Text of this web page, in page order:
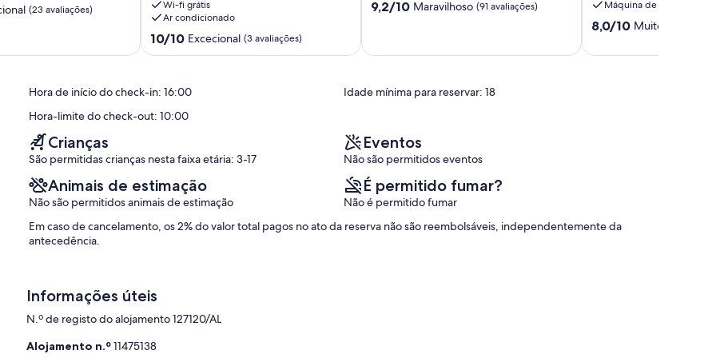
no check-in.
(23 avaliações)
com
todo
conforto
moderno
de
Messines
Wi-fi grátis
Ar condicionado
Pontuação
de
um
máximo
de
Excecional,
(3
avaliações)
10/10 Excecional (3 avaliações)
Pontuação
de
(91
avaliações)
9,2/10 Maravilhoso (91 avaliações)
perto
da
e
Máquina de lavar roupa
Pontuação
8.0
8,0/10 Muito bom
Hora de início do check-in: 16:00
Idade mínima para reservar: 18
Hora-limite do check-out: 10:00
Crianças
São permitidas crianças nesta faixa etária: 3-17
Eventos
Não são permitidos eventos
Animais de estimação
Não são permitidos animais de estimação
É permitido fumar?
Não é permitido fumar
Em caso de cancelamento, os 2% do valor total pagos no ato da reserva não são reembolsáveis, independentemente da
antecedência.
Informações úteis
N.º de registo do alojamento 127120/AL
Alojamento n.º11475138